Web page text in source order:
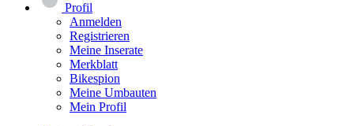
Profil
Anmelden
Registrieren
Meine Inserate
Merkblatt
Bikespion
Meine Umbauten
Mein Profil